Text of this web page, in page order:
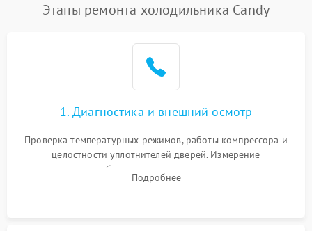
Этапы ремонта холодильника Candy
1. Диагностика и внешний осмотр
Проверка температурных режимов, работы компрессора и
целостности уплотнителей дверей. Измерение
сопротивления обмоток мотора, проверка термостата и
считывание кодов ошибок с электронного дисплея.
Подробнее